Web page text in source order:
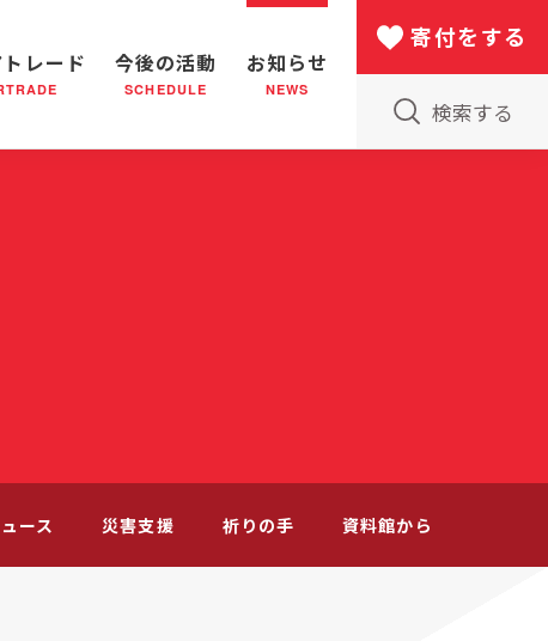
小隊(教会)のはたらき 日本における救世軍の130年
バザー 災害支援
版物のご案内
レード 今後の活動
SCHEDULE
お知らせ
NEWS
検索する
寄付をする
ース 災害支援 祈りの手 資料館から